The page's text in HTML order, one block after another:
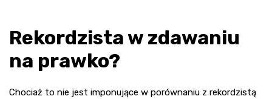
Rekordzista w zdawaniu
na prawko?
Chociaż to nie jest imponujące w porównaniu z rekordzistą